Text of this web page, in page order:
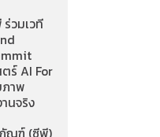
วมเวที
ร์ AI For
าพ
นจริง